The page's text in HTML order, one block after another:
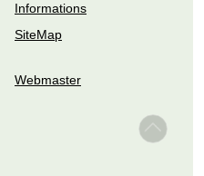
Informations
SiteMap
Webmaster